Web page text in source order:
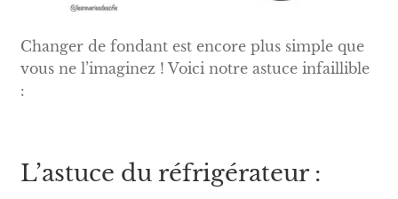
Changer de fondant est encore plus simple que
vous ne l’imaginez ! Voici notre astuce infaillible
:
L’astuce du réfrigérateur :